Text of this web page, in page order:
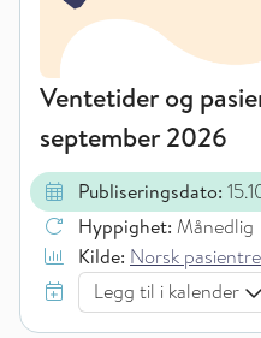
Ventetider og
september 2026
Publiseringsdato:
Hyppighet: Månedlig
Kilde: Norsk
Legg til i kalender